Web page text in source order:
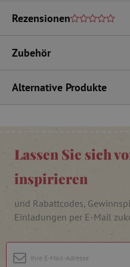
Rezensionen
Zubehör
Alternative Produkte
Lassen Sie sich
inspirieren
und Rabattcodes,
Einladungen per E-Mail
cjConsent
_lb
_lb_ccc